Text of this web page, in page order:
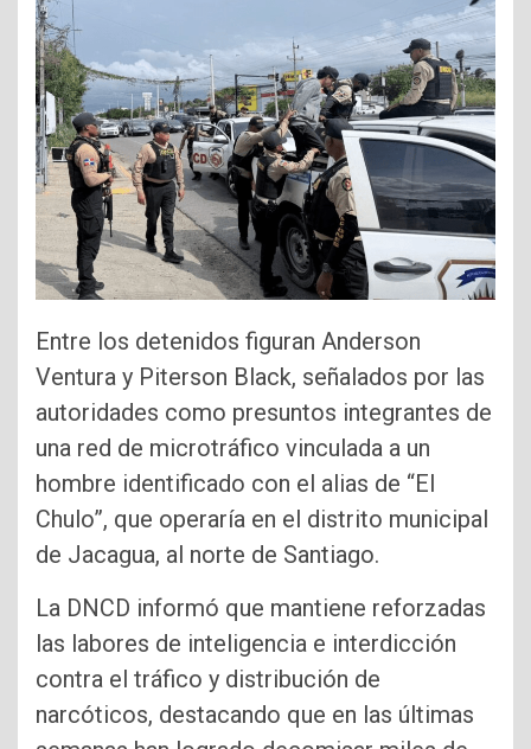
Entre los detenidos figuran Anderson
Ventura y Piterson Black, señalados por las
autoridades como presuntos integrantes de
una red de microtráfico vinculada a un
hombre identificado con el alias de “El
Chulo”, que operaría en el distrito municipal
de Jacagua, al norte de Santiago.
La DNCD informó que mantiene reforzadas
las labores de inteligencia e interdicción
contra el tráfico y distribución de
narcóticos, destacando que en las últimas